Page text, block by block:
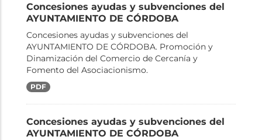
Concesiones ayudas y subvenciones del
AYUNTAMIENTO DE CÓRDOBA
Concesiones ayudas y subvenciones del
AYUNTAMIENTO DE CÓRDOBA. Promoción y
Dinamización del Comercio de Cercanía y
Fomento del Asociacionismo.
PDF
Concesiones ayudas y subvenciones del
AYUNTAMIENTO DE CÓRDOBA